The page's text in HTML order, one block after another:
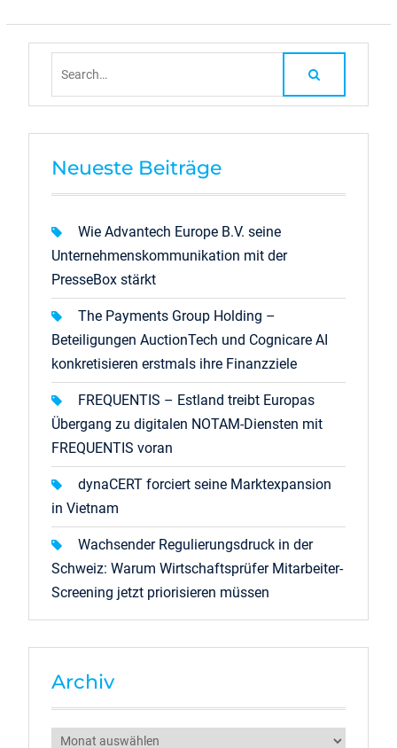
Neueste Beiträge
Wie Advantech Europe B.V. seine
Unternehmenskommunikation mit der
PresseBox stärkt
The Payments Group Holding –
Beteiligungen AuctionTech und Cognicare AI
konkretisieren erstmals ihre Finanzziele
FREQUENTIS – Estland treibt Europas
Übergang zu digitalen NOTAM-Diensten mit
FREQUENTIS voran
dynaCERT forciert seine Marktexpansion
in Vietnam
Wachsender Regulierungsdruck in der
Schweiz: Warum Wirtschaftsprüfer Mitarbeiter-
Screening jetzt priorisieren müssen
Archiv
Archiv